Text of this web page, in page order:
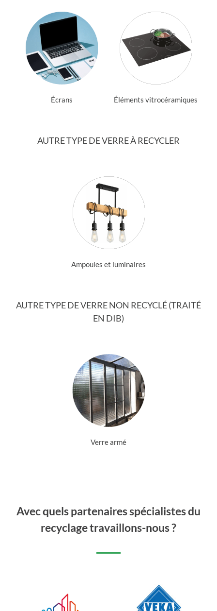
Écrans Éléments vitrocéramiques
AUTRE TYPE DE VERRE À RECYCLER
Ampoules et luminaires
AUTRE TYPE DE VERRE NON RECYCLÉ (TRAITÉ
EN DIB)
Verre armé
Avec quels partenaires spécialistes du
recyclage travaillons-nous ?